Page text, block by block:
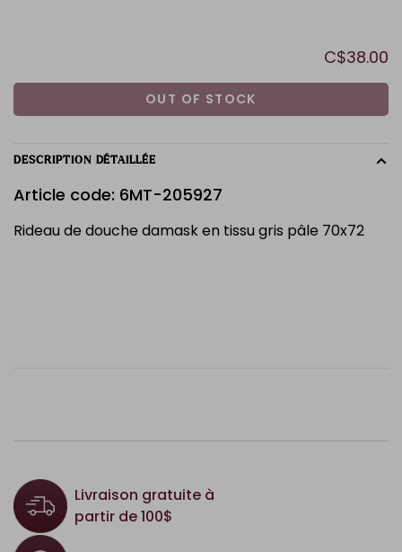
C$38.00
OUT OF STOCK
DESCRIPTION DÉTAILLÉE
Article code: 6MT-205927
Rideau de douche damask en tissu gris pâle 70x72
Livraison gratuite à
partir de 100$